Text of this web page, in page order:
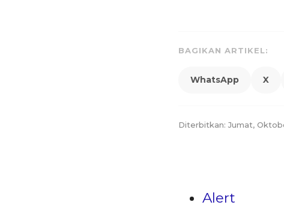
BAGIKAN ARTIKEL:
WhatsApp X
Diterbitkan: Jumat,
Alert